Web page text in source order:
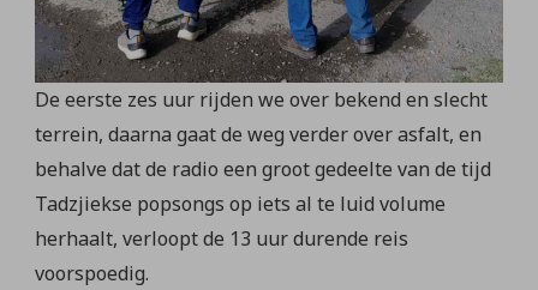
De eerste zes uur rijden we over bekend en slecht
terrein, daarna gaat de weg verder over asfalt, en
behalve dat de radio een groot gedeelte van de tijd
Tadzjiekse popsongs op iets al te luid volume
herhaalt, verloopt de 13 uur durende reis
voorspoedig.